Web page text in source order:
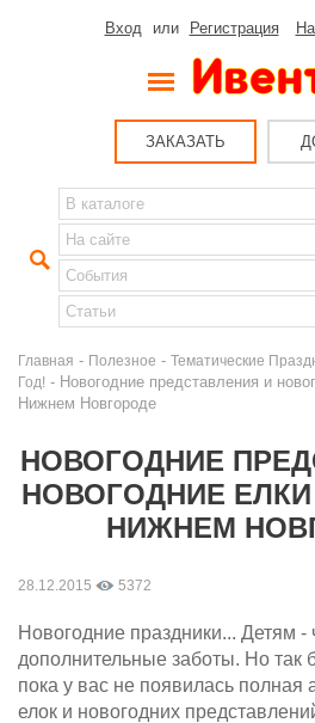
Вход или Регистрация
ЗАКАЗАТЬ
Главная - Полезное - Тематические
Год! - Новогодние представления и
Нижнем Новгороде
НОВОГОДНИЕ
НОВОГОДНИЕ
НИЖНЕМ
28.12.2015 5372
Новогодние праздники... Детям -
дополнительные заботы. Но так
пока у вас не появилась
елок и новогодних